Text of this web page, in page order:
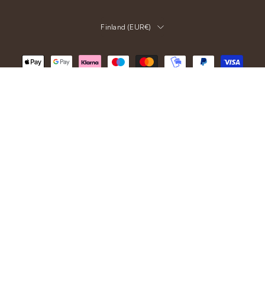
Land
Finland (EUR€)